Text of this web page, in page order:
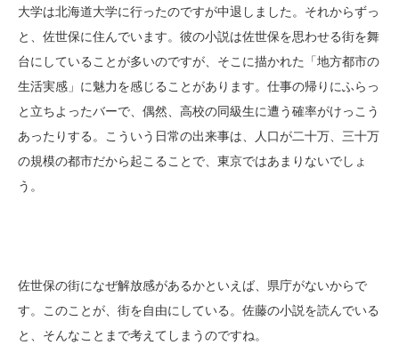
大学は北海道大学に行ったのですが中退しました。それからずっ
と、佐世保に住んでいます。彼の小説は佐世保を思わせる街を舞
台にしていることが多いのですが、そこに描かれた「地方都市の
生活実感」に魅力を感じることがあります。仕事の帰りにふらっ
と立ちよったバーで、偶然、高校の同級生に遭う確率がけっこう
あったりする。こういう日常の出来事は、人口が二十万、三十万
の規模の都市だから起こることで、東京ではあまりないでしょ
う。
佐世保の街になぜ解放感があるかといえば、県庁がないからで
す。このことが、街を自由にしている。佐藤の小説を読んでいる
と、そんなことまで考えてしまうのですね。